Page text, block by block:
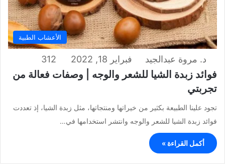
الأعشاب الطبية
د. مروة عبدالجيد فبراير 18, 2022 312
فوائد زبدة الشيا للشعر والوجه | وصفات فعالة من
تجربتي
تجود علينا الطبيعة بكثير من خيراتها ومنتجاتها، مثل زبدة الشيا، إذ تعددت
فوائد زبدة الشيا للشعر والوجه وانتشر استخدامها في…
أكمل القراءة »